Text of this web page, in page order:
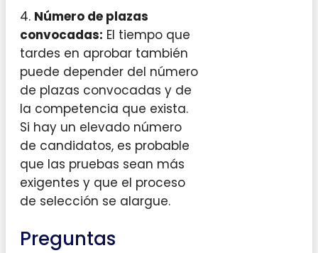
4. Número de plazas
convocadas: El tiempo que
tardes en aprobar también
puede depender del número
de plazas convocadas y de
la competencia que exista.
Si hay un elevado número
de candidatos, es probable
que las pruebas sean más
exigentes y que el proceso
de selección se alargue.
Preguntas